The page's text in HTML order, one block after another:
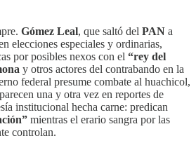
Gómez Leal, que saltó del PAN a
elecciones especiales y ordinarias,
por posibles nexos con el “rey del
y otros actores del contrabando en la
federal presume combate al huachicol,
una y otra vez en reportes de
institucional hecha carne: predican
mientras el erario sangra por las
controlan.